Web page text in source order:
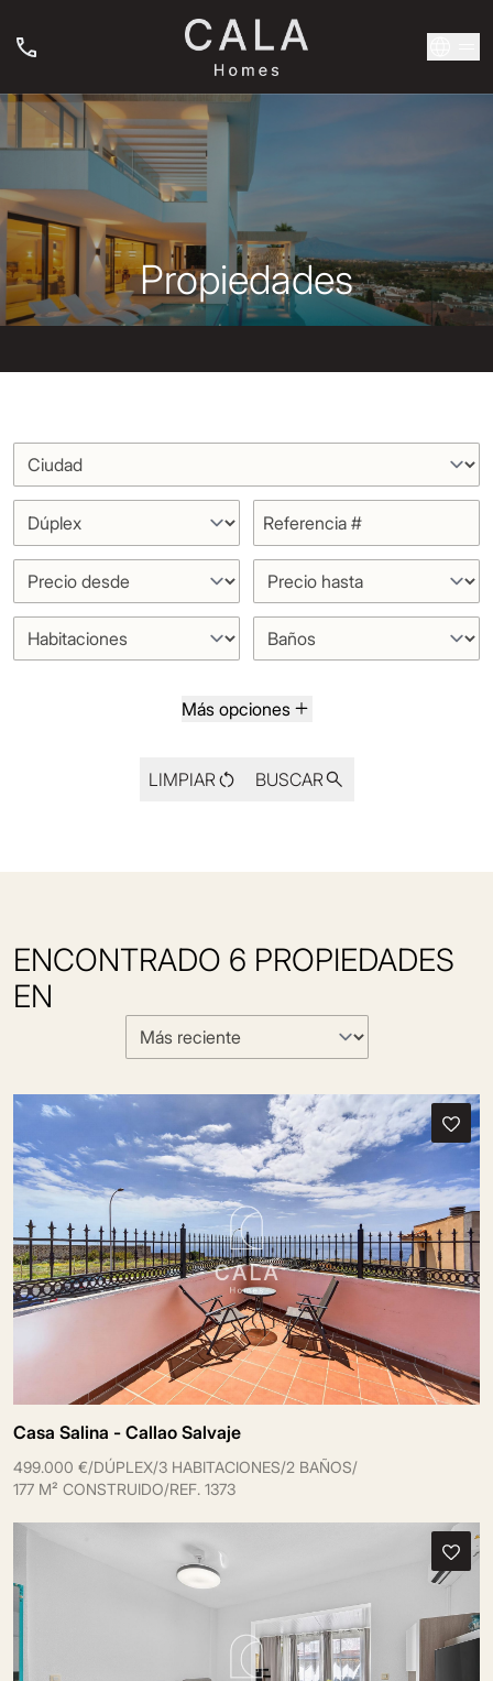
Propiedades
Más opciones
LIMPIAR BUSCAR
ENCONTRADO 6 PROPIEDADES
EN
Casa Salina - Callao Salvaje
499.000 €/DÚPLEX/3 HABITACIONES/2 BAÑOS/
177 M² CONSTRUIDO/REF. 1373